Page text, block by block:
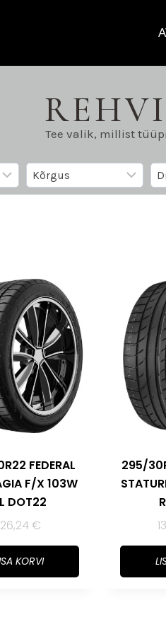
Tee valik, millist
FEDERAL
F/X 103W
DOT22
€
KORVI
295/